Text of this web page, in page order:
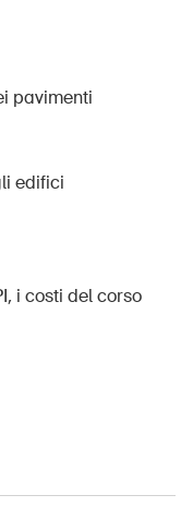
pavimenti
edifici
i costi del corso